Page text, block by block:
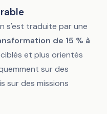
s'est traduite par une
de 15 % à
et plus orientés
sur des
sur des missions